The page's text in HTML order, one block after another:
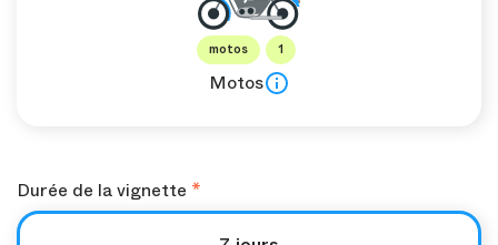
motos 1
Motos
Durée de la vignette